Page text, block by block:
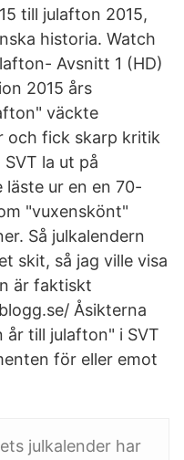
till julafton 2015,
historia. Watch
Avsnitt 1 (HD)
2015 års
väckte
och fick skarp kritik
la ut på
läste ur en en 70-
"vuxenskönt"
Så julkalendern
skit, så jag ville visa
är faktiskt
Åsikterna
år till julafton" i SVT
för eller emot
julkalender har